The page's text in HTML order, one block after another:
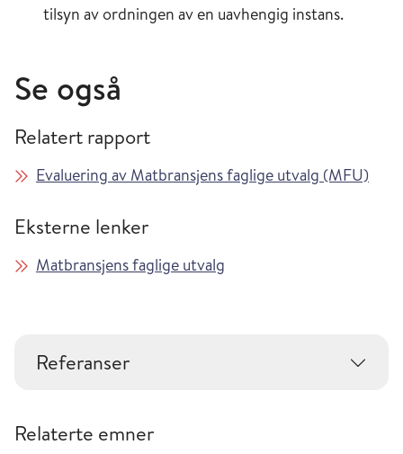
tilsyn av ordningen av en uavhengig instans.
Se også
Relatert rapport
Evaluering av Matbransjens faglige utvalg (MFU)
Eksterne lenker
Matbransjens faglige utvalg
Referanser
Relaterte emner